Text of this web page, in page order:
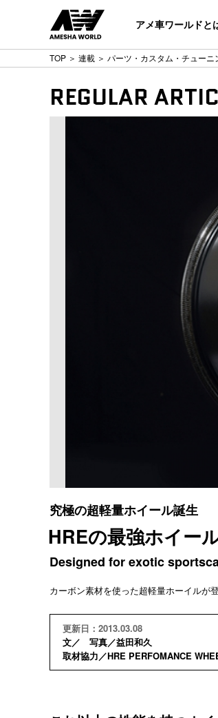
アメ車ワールドと
TOP ＞ 連載 ＞ パーツ・カスタム・チューニ
REGULAR
究極の超軽量ホイール誕生
HREの最強ホイー
Designed for exotic
カーボン素材を使った超軽量ホーイルが
更新日：2013.03.08
文／ 写真／益田和久
取材協力／HRE PERFOMANCE